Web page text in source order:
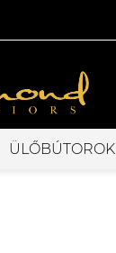
ÜLŐBÚTOROK